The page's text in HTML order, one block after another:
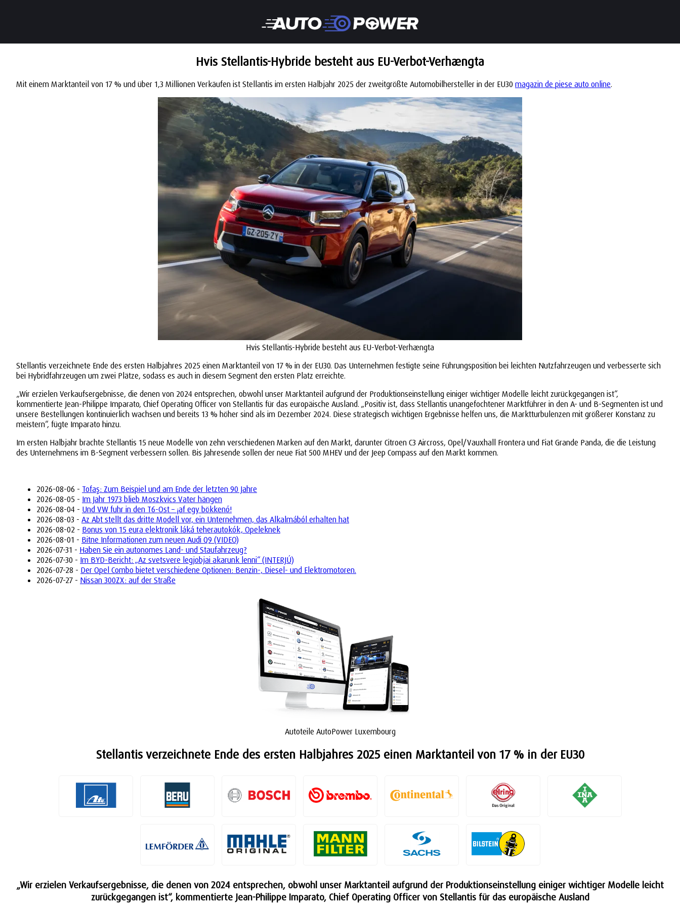
Hvis Stellantis-Hybride besteht aus EU-Verbot-Verhængta
Mit einem Marktanteil von 17 % und über 1,3 Millionen Verkäufen ist Stellantis im ersten Halbjahr 2025 der zweitgrößte Automobilhersteller in der EU30 magazin de piese auto online.
Hvis Stellantis-Hybride besteht aus EU-Verbot-Verhængta
Stellantis verzeichnete Ende des ersten Halbjahres 2025 einen Marktanteil von 17 % in der EU30. Das Unternehmen festigte seine Führungsposition bei leichten Nutzfahrzeugen und verbesserte sich
bei Hybridfahrzeugen um zwei Plätze, sodass es auch in diesem Segment den ersten Platz erreichte.
„Wir erzielen Verkaufsergebnisse, die denen von 2024 entsprechen, obwohl unser Marktanteil aufgrund der Produktionseinstellung einiger wichtiger Modelle leicht zurückgegangen ist“,
kommentierte Jean-Philippe Imparato, Chief Operating Officer von Stellantis für das europäische Ausland. „Positiv ist, dass Stellantis unangefochtener Marktführer in den A- und B-Segmenten ist und
unsere Bestellungen kontinuierlich wachsen und bereits 13 % höher sind als im Dezember 2024. Diese strategisch wichtigen Ergebnisse helfen uns, die Marktturbulenzen mit größerer Konstanz zu
meistern“, fügte Imparato hinzu.
Im ersten Halbjahr brachte Stellantis 15 neue Modelle von zehn verschiedenen Marken auf den Markt, darunter Citroen C3 Aircross, Opel/Vauxhall Frontera und Fiat Grande Panda, die die Leistung
des Unternehmens im B-Segment verbessern sollen. Bis Jahresende sollen der neue Fiat 500 MHEV und der Jeep Compass auf den Markt kommen.
2026-08-06 - Tofaş: Zum Beispiel und am Ende der letzten 90 Jahre
2026-08-05 - Im Jahr 1973 blieb Moszkvics Vater hängen
2026-08-04 - Und VW fuhr in den T6-Ost – ¡af egy bökkenő!
2026-08-03 - Az Abt stellt das dritte Modell vor, ein Unternehmen, das Alkalmából erhalten hat
2026-08-02 - Bonus von 15 eura elektronik láká teherautokók, Opeleknek
2026-08-01 - Bitne Informationen zum neuen Audi Q9 (VIDEO)
2026-07-31 - Haben Sie ein autonomes Land- und Staufahrzeug?
2026-07-30 - Im BYD-Bericht: „Az svetsvere legjobjai akarunk lenni“ (INTERJÚ)
2026-07-28 - Der Opel Combo bietet verschiedene Optionen: Benzin-, Diesel- und Elektromotoren.
2026-07-27 - Nissan 300ZX: auf der Straße
Autoteile AutoPower Luxembourg
Stellantis verzeichnete Ende des ersten Halbjahres 2025 einen Marktanteil von 17 % in der EU30
„Wir erzielen Verkaufsergebnisse, die denen von 2024 entsprechen, obwohl unser Marktanteil aufgrund der Produktionseinstellung einiger wichtiger Modelle leicht
zurückgegangen ist“, kommentierte Jean-Philippe Imparato, Chief Operating Officer von Stellantis für das europäische Ausland